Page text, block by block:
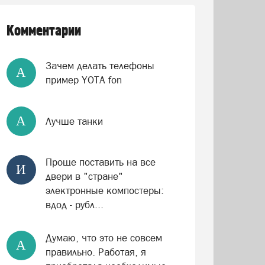
Комментарии
А
Зачем делать телефоны
пример YOTA fon
А Лучше танки
И
Проще поставить на все
двери в "стране"
электронные компостеры:
вдод - рубл...
А
Думаю, что это не совсем
правильно. Работая, я